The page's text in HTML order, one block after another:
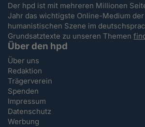
Der hpd ist mit mehreren Millionen
Jahr das wichtigste Online-Medium
humanistischen Szene im
Grundsatztexte zu unseren Themen
Über den hpd
Über uns
Redaktion
Trägerverein
Spenden
Impressum
Datenschutz
Werbung